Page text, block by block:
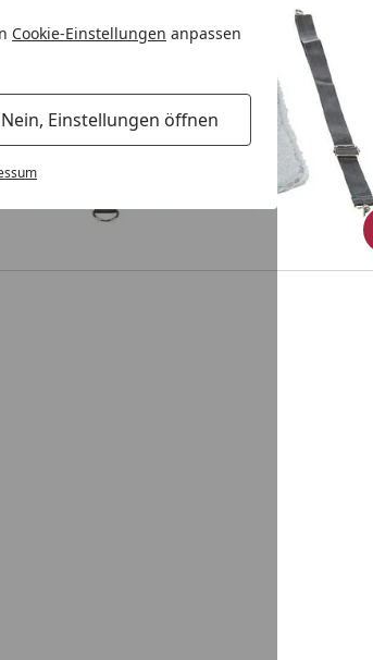
Cookie-Einstellungen anpassen
Nein, Einstellungen öffnen